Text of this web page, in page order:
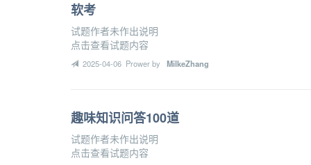
软考
试题作者未作出说明
点击查看试题内容
2025-04-06 Prower by MilkeZhang
趣味知识问答100道
试题作者未作出说明
点击查看试题内容